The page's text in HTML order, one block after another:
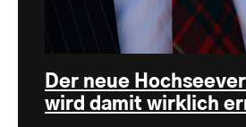
Der neue
wird damit wirklich